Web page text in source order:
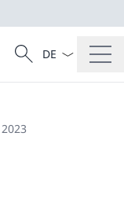
Cercare
Ricerca
Dal menu a